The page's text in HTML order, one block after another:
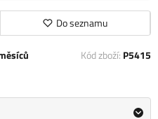
Do seznamu
Kód zboží: P5415